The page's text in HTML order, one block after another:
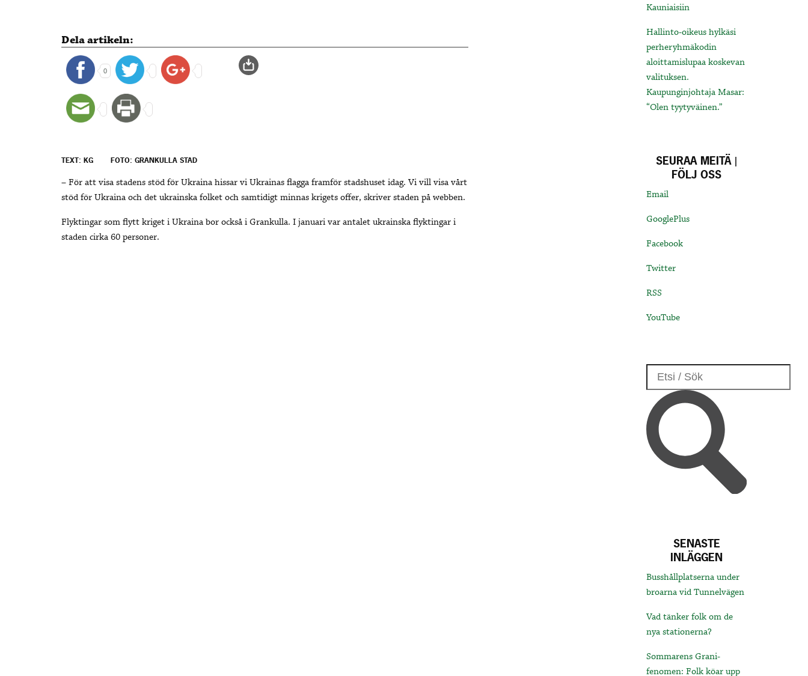
Dela artikeln:
0
TEXT: KG FOTO: GRANKULLA STAD
– För att visa stadens stöd för Ukraina hissar vi Ukrainas flagga framför stadshuset idag. Vi vill visa vårt
stöd för Ukraina och det ukrainska folket och samtidigt minnas krigets offer, skriver staden på webben.
Flyktingar som flytt kriget i Ukraina bor också i Grankulla. I januari var antalet ukrainska flyktingar i
staden cirka 60 personer.
Kauniaisiin
Hallinto-oikeus hylkäsi
perheryhmäkodin
aloittamislupaa koskevan
valituksen.
Kaupunginjohtaja Masar:
“Olen tyytyväinen.”
SEURAA MEITÄ |
FÖLJ OSS
Email
GooglePlus
Facebook
Twitter
RSS
YouTube
SENASTE
INLÄGGEN
Busshållplatserna under
broarna vid Tunnelvägen
Vad tänker folk om de
nya stationerna?
Sommarens Grani-
fenomen: Folk köar upp